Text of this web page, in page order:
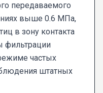
передаваемого
выше 0.6 МПа,
в зону контакта
фильтрации
частых
штатных